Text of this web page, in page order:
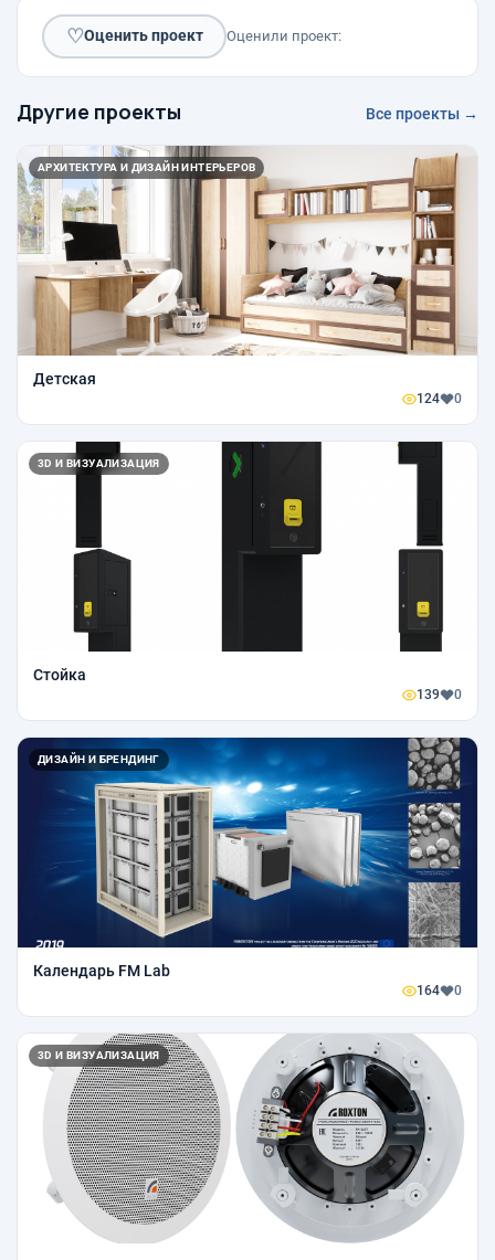
♡Оценить проект Оценили проект:
Другие проекты Все проекты →
АРХИТЕКТУРА И ДИЗАЙН ИНТЕРЬЕРОВ
Детская
124 0
3D И ВИЗУАЛИЗАЦИЯ
Стойка
139 0
ДИЗАЙН И БРЕНДИНГ
Календарь FM Lab
164 0
3D И ВИЗУАЛИЗАЦИЯ